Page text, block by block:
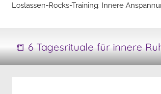
Loslassen-
Rocks-
Loslassen-Rocks-Training: Innere
📒 6 Tagesrituale für innere